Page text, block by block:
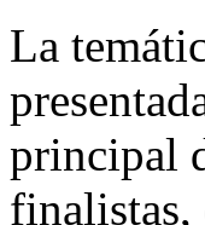
La
principal
finalistas,